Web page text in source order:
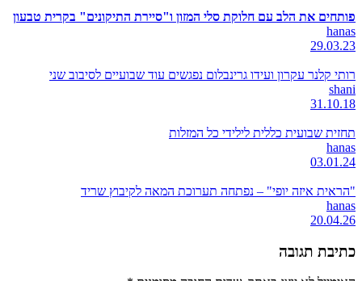
פותחים את הלב עם חלוקת סלי המזון ו"סיירת התיקונים" בקרית טבעון
hanas
29.03.23
רותי קלנר עקרון ועידו גרינבלום נפגשים עוד שבועיים לסיבוב שני
shani
31.10.18
תחזית שבועית כללית לילידי כל המזלות
hanas
03.01.24
"הראית איזה יופי" – נפתחה תערוכת המאה לקיבוץ שריד
hanas
20.04.26
כתיבת תגובה